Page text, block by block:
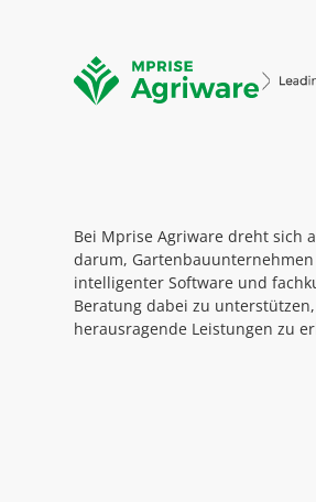
Bei Mprise Agriware dreht sich
darum,
intelligenter Software und
Beratung dabei zu unterstützen,
herausragende Leistungen zu